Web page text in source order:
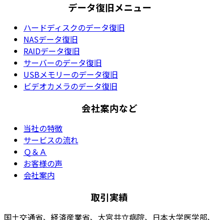
データ復旧メニュー
ハードディスクのデータ復旧
NASデータ復旧
RAIDデータ復旧
サーバーのデータ復旧
USBメモリーのデータ復旧
ビデオカメラのデータ復旧
会社案内など
当社の特徴
サービスの流れ
Ｑ＆Ａ
お客様の声
会社案内
取引実績
国土交通省、経済産業省、大宮共立病院、日本大学医学部、